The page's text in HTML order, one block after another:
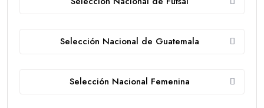
Selección Nacional de Guatemala
Selección Nacional Femenina